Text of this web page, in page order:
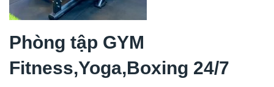
Phòng tập GYM
Fitness,Yoga,Boxing 24/7